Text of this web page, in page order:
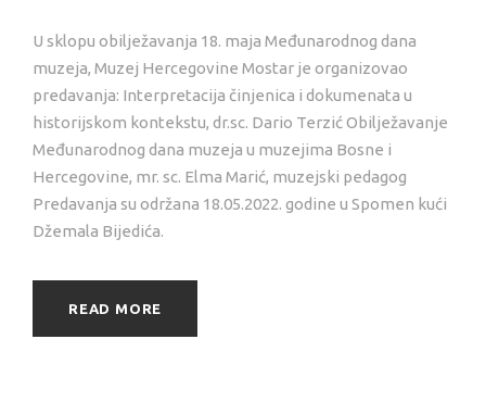
U sklopu obilježavanja 18. maja Međunarodnog dana
muzeja, Muzej Hercegovine Mostar je organizovao
predavanja: Interpretacija činjenica i dokumenata u
historijskom kontekstu, dr.sc. Dario Terzić Obilježavanje
Međunarodnog dana muzeja u muzejima Bosne i
Hercegovine, mr. sc. Elma Marić, muzejski pedagog
Predavanja su održana 18.05.2022. godine u Spomen kući
Džemala Bijedića.
READ MORE